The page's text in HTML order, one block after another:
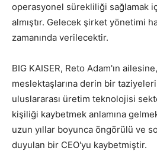
operasyonel sürekliliği sağlamak
almıştır. Gelecek şirket yönetimi
zamanında verilecektir.
BIG KAISER, Reto Adam'ın
meslektaşlarına derin bir
uluslararası üretim teknolojisi
kişiliği kaybetmek anlamına
uzun yıllar boyunca öngörülü ve
duyulan bir CEO'yu kaybetmiştir.